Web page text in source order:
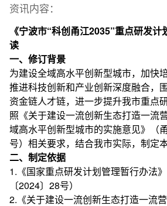
资讯内容：
《宁波市“科创甬江2035”重点研发
读
一、修订背景
为建设全域高水平创新型城市，加快
推进科技创新和产业创新深度融合，
资金链人才链，进一步提升我市重点
照《关于建设一流创新生态打造一流
域高水平创新型城市的实施意见》（
号）相关要求，结合我市实际，制定本
二、制定依据
1.《国家重点研发计划管理暂行办法
〔2024〕28号）
2.《关于建设一流创新生态打造一流